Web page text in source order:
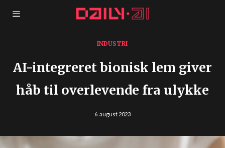
INDUSTRI
AI-integreret bionisk lem giver
håb til overlevende fra ulykke
6. august 2023